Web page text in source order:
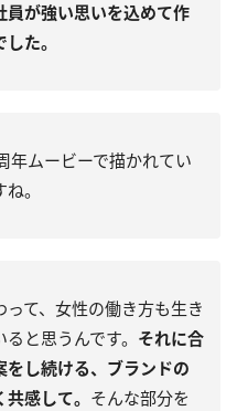
員が強い思いを込めて作
た。
年ムービーで描かれてい
。
って、女性の働き方も生き
と思うんです。 それに合
をし続ける、ブランドの
感して。 そんな部分を